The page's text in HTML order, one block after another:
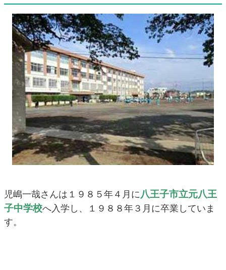
児嶋一哉さんは１９８５年４月に 八王子市立元八王
子中学校へ入学し、１９８８年３月に卒業していま
す。